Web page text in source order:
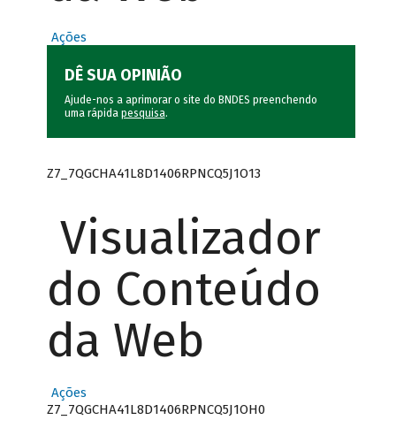
Ações
DÊ SUA OPINIÃO
Ajude-nos a aprimorar o site do BNDES preenchendo
uma rápida pesquisa.
Z7_7QGCHA41L8D1406RPNCQ5J1O13
Visualizador
do Conteúdo
da Web
Ações
Z7_7QGCHA41L8D1406RPNCQ5J1OH0